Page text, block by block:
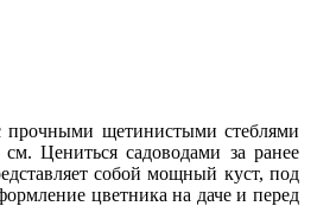
прочными щетинистыми стеблями
Цениться садоводами за ранее
собой мощный куст, под
цветника на даче и перед